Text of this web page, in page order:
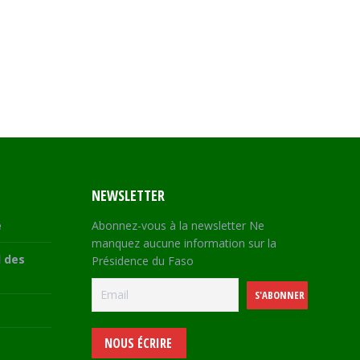
des
NEWSLETTER
Abonnez-vous à la newsletter Ne
manquez aucune information sur la
Présidence du Faso
NOUS ÉCRIRE